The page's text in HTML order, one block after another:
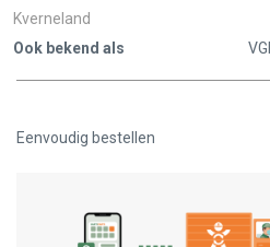
Kverneland
Ook bekend als
Eenvoudig bestellen